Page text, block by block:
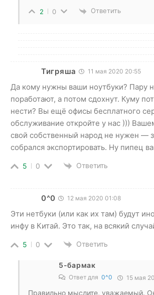
2 0 Ответить
Тигряша 11 мая 2020 20:55
Да кому нужны ваши ноутбуки? Пару
поработают, а потом сдохнут. Куму
нести? Вы ещё офисы бесплатного
обслуживание откройте у нас )))
свой собственный народ не нужен —
собрался экспортировать. Ну пипец
5 0 Ответить
0^0 12 мая 2020 01:08
Эти нетбуки (или как их там) будут
инфу в Китай. Это так, на всякий
5 0 Ответить
5-бармак
Ответ для 0^0 15 мая
Правильно мыслите, уважаемый.